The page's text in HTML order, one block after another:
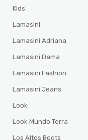
Kids
Lamasini
Lamasini Adriana
Lamasini Dama
Lamasini Fashion
Lamasini Jeans
Look
Look Mundo Terra
Los Altos Boots